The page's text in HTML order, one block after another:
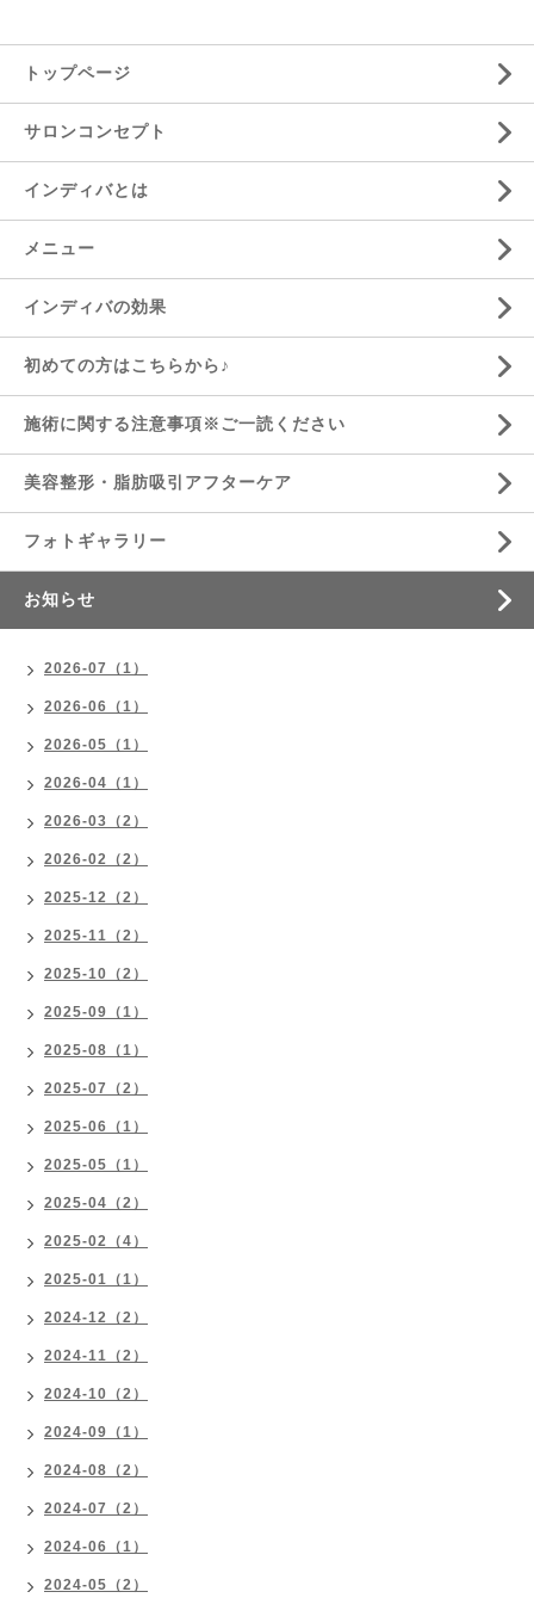
トップページ
サロンコンセプト
インディバとは
メニュー
インディバの効果
初めての方はこちらから♪
施術に関する注意事項※ご一読ください
美容整形・脂肪吸引アフターケア
フォトギャラリー
お知らせ
2026-07（1）
2026-06（1）
2026-05（1）
2026-04（1）
2026-03（2）
2026-02（2）
2025-12（2）
2025-11（2）
2025-10（2）
2025-09（1）
2025-08（1）
2025-07（2）
2025-06（1）
2025-05（1）
2025-04（2）
2025-02（4）
2025-01（1）
2024-12（2）
2024-11（2）
2024-10（2）
2024-09（1）
2024-08（2）
2024-07（2）
2024-06（1）
2024-05（2）